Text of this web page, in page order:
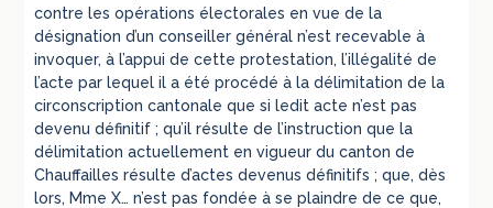
contre les opérations électorales en vue de la
désignation d’un conseiller général n’est recevable à
invoquer, à l’appui de cette protestation, l’illégalité de
l’acte par lequel il a été procédé à la délimitation de la
circonscription cantonale que si ledit acte n’est pas
devenu définitif ; qu’il résulte de l’instruction que la
délimitation actuellement en vigueur du canton de
Chauffailles résulte d’actes devenus définitifs ; que, dès
lors, Mme X… n’est pas fondée à se plaindre de ce que,